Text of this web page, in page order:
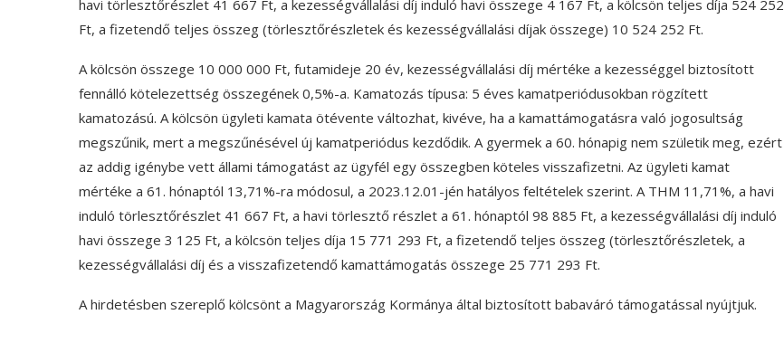
havi törlesztőrészlet 41 667 Ft, a kezességvállalási díj induló havi összege 4 167 Ft, a kölcsön teljes díja 524 252
Ft, a fizetendő teljes összeg (törlesztőrészletek és kezességvállalási díjak összege) 10 524 252 Ft.
A kölcsön összege 10 000 000 Ft, futamideje 20 év, kezességvállalási díj mértéke a kezességgel biztosított
fennálló kötelezettség összegének 0,5%-a. Kamatozás típusa: 5 éves kamatperiódusokban rögzített
kamatozású. A kölcsön ügyleti kamata ötévente változhat, kivéve, ha a kamattámogatásra való jogosultság
megszűnik, mert a megszűnésével új kamatperiódus kezdődik. A gyermek a 60. hónapig nem születik meg, ezért
az addig igénybe vett állami támogatást az ügyfél egy összegben köteles visszafizetni. Az ügyleti kamat
mértéke a 61. hónaptól 13,71%-ra módosul, a 2023.12.01-jén hatályos feltételek szerint. A THM 11,71%, a havi
induló törlesztőrészlet 41 667 Ft, a havi törlesztő részlet a 61. hónaptól 98 885 Ft, a kezességvállalási díj induló
havi összege 3 125 Ft, a kölcsön teljes díja 15 771 293 Ft, a fizetendő teljes összeg (törlesztőrészletek, a
kezességvállalási díj és a visszafizetendő kamattámogatás összege 25 771 293 Ft.
A hirdetésben szereplő kölcsönt a Magyarország Kormánya által biztosított babaváró támogatással nyújtjuk.